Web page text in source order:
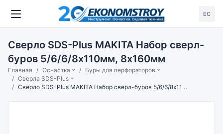
ЕС
Сверло SDS-Plus MAKITA Набор сверл-
буров 5/6/6/8x110мм, 8x160мм
Главная Оснастка
Буры для перфораторов
Сверла SDS-Plus
Сверло SDS-Plus MAKITA Набор сверл-буров 5/6/6/8x110мм, 8x160мм